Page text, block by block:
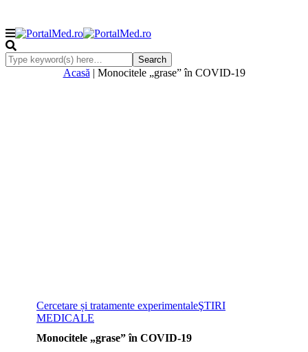
Acasă | Monocitele „grase” în COVID-19
Cercetare și tratamente experimentaleŞTIRI
MEDICALE
Monocitele „grase” în COVID-19